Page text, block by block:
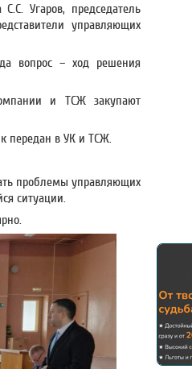
Угаров, председатель
управляющих
вопрос – ход решения
и ТСЖ закупают
передан в УК и ТСЖ.
проблемы управляющих
ситуации.